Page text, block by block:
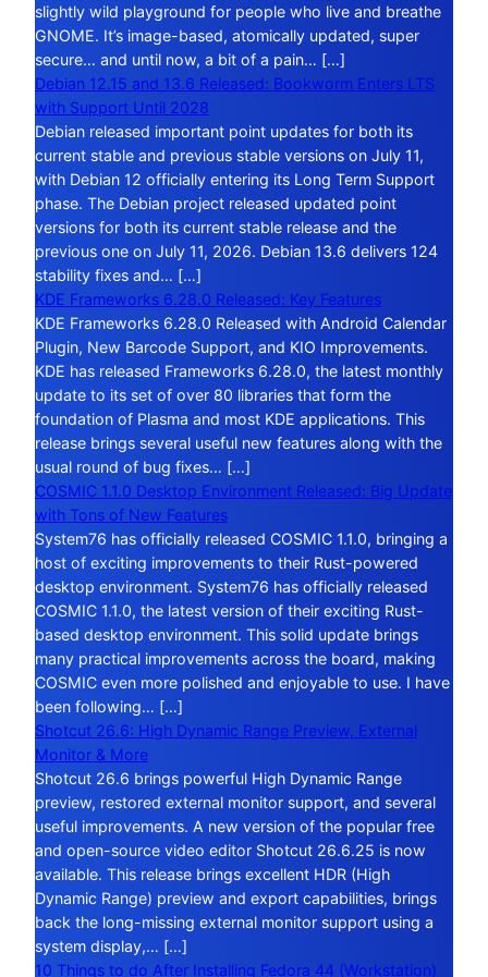
slightly wild playground for people who live and breathe
GNOME. It’s image-based, atomically updated, super
secure… and until now, a bit of a pain… […]
Debian 12.15 and 13.6 Released: Bookworm Enters LTS
with Support Until 2028
Debian released important point updates for both its
current stable and previous stable versions on July 11,
with Debian 12 officially entering its Long Term Support
phase. The Debian project released updated point
versions for both its current stable release and the
previous one on July 11, 2026. Debian 13.6 delivers 124
stability fixes and… […]
KDE Frameworks 6.28.0 Released: Key Features
KDE Frameworks 6.28.0 Released with Android Calendar
Plugin, New Barcode Support, and KIO Improvements.
KDE has released Frameworks 6.28.0, the latest monthly
update to its set of over 80 libraries that form the
foundation of Plasma and most KDE applications. This
release brings several useful new features along with the
usual round of bug fixes… […]
COSMIC 1.1.0 Desktop Environment Released: Big Update
with Tons of New Features
System76 has officially released COSMIC 1.1.0, bringing a
host of exciting improvements to their Rust-powered
desktop environment. System76 has officially released
COSMIC 1.1.0, the latest version of their exciting Rust-
based desktop environment. This solid update brings
many practical improvements across the board, making
COSMIC even more polished and enjoyable to use. I have
been following… […]
Shotcut 26.6: High Dynamic Range Preview, External
Monitor & More
Shotcut 26.6 brings powerful High Dynamic Range
preview, restored external monitor support, and several
useful improvements. A new version of the popular free
and open-source video editor Shotcut 26.6.25 is now
available. This release brings excellent HDR (High
Dynamic Range) preview and export capabilities, brings
back the long-missing external monitor support using a
system display,… […]
10 Things to do After Installing Fedora 44 (Workstation)